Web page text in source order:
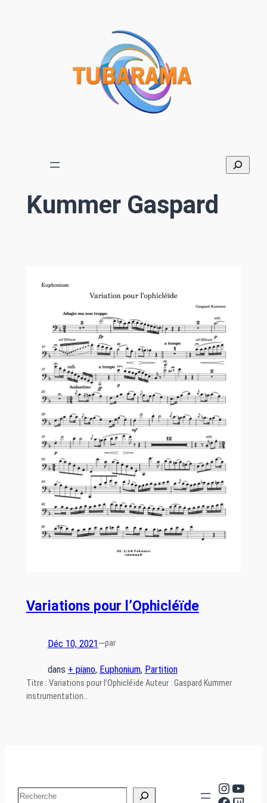
Kummer Gaspard
Variations pour l’Ophicléïde
Déc 10, 2021—par
dans + piano, Euphonium, Partition
Titre : Variations pour l’Ophicléïde Auteur : Gaspard Kummer
instrumentation…
Search